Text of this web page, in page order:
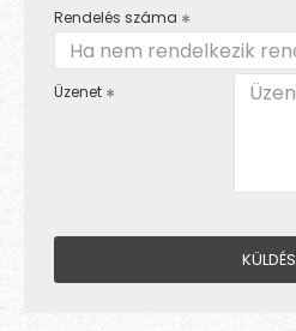
Rendelés száma
Üzenet
KÜLDÉS